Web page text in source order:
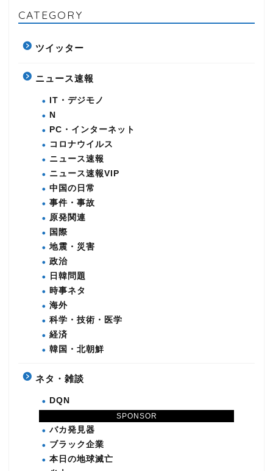
SPONSOR
CATEGORY
ツイッター
ニュース速報
IT・デジモノ
N
PC・インターネット
コロナウイルス
ニュース速報
ニュース速報VIP
中国の日常
事件・事故
原発関連
国際
地震・災害
政治
日韓問題
時事ネタ
海外
科学・技術・医学
経済
韓国・北朝鮮
ネタ・雑談
DQN
バカ発見器
ブラック企業
本日の地球滅亡